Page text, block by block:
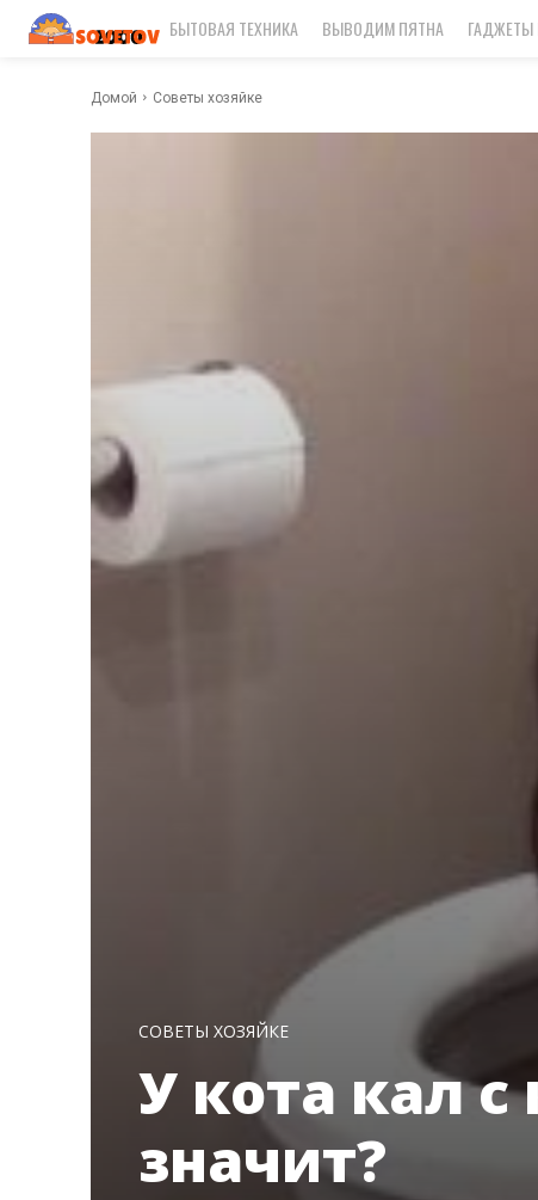
БЫТОВАЯ ТЕХНИКА ВЫВОДИМ ПЯТНА ГАДЖЕТЫ
Домой Советы хозяйке
СОВЕТЫ ХОЗЯЙКЕ
У кота кал
значит?